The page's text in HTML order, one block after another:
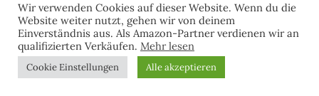
KATEGORIEN
Wir verwenden Cookies auf dieser Website. Wenn du die
Website weiter nutzt, gehen wir von deinem
Einverständnis aus. Als Amazon-Partner verdienen wir an
qualifizierten Verkäufen. Mehr lesen
Cookie Einstellungen Alle akzeptieren